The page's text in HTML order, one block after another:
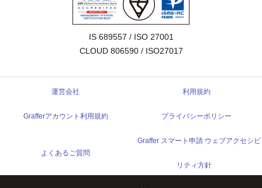
IS 689557 / ISO 27001
CLOUD 806590 / ISO27017
運営会社 利用規約
Grafferアカウント利用規約 プライバシーポリシー
よくあるご質問
Graffer スマート申請 ウェブアクセシビ
リティ方針